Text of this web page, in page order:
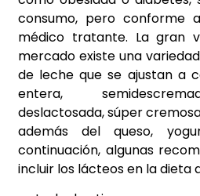
consumo, pero conforme
médico tratante. La gran
mercado existe una
de leche que se ajustan a
entera,
deslactosada, súper
además del queso,
continuación, algunas
incluir los lácteos en la dieta